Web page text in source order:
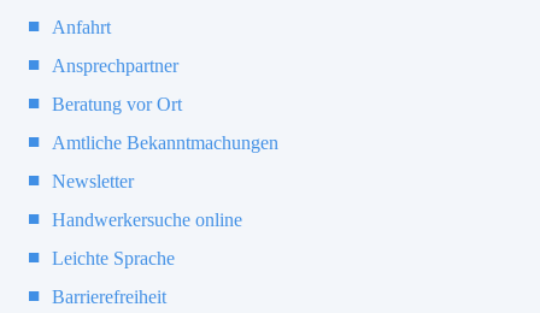
Anfahrt
Ansprechpartner
Beratung vor Ort
Amtliche Bekanntmachungen
Newsletter
Handwerkersuche online
Leichte Sprache
Barrierefreiheit